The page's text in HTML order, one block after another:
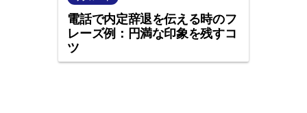
電話で内定辞退を伝える時のフ
レーズ例：円満な印象を残すコ
ツ